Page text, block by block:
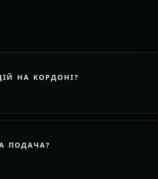
НА КОРДОНІ?
ПОДАЧА?